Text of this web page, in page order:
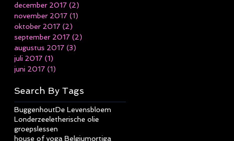
december 2017 (2)
november 2017 (1)
oktober 2017 (2)
september 2017 (2)
augustus 2017 (3)
juli 2017 (1)
juni 2017 (1)
Search By Tags
BuggenhoutDe Levensbloem
Londerzeeletherische olie
groepslessen
house of yoga Belgiumortiga